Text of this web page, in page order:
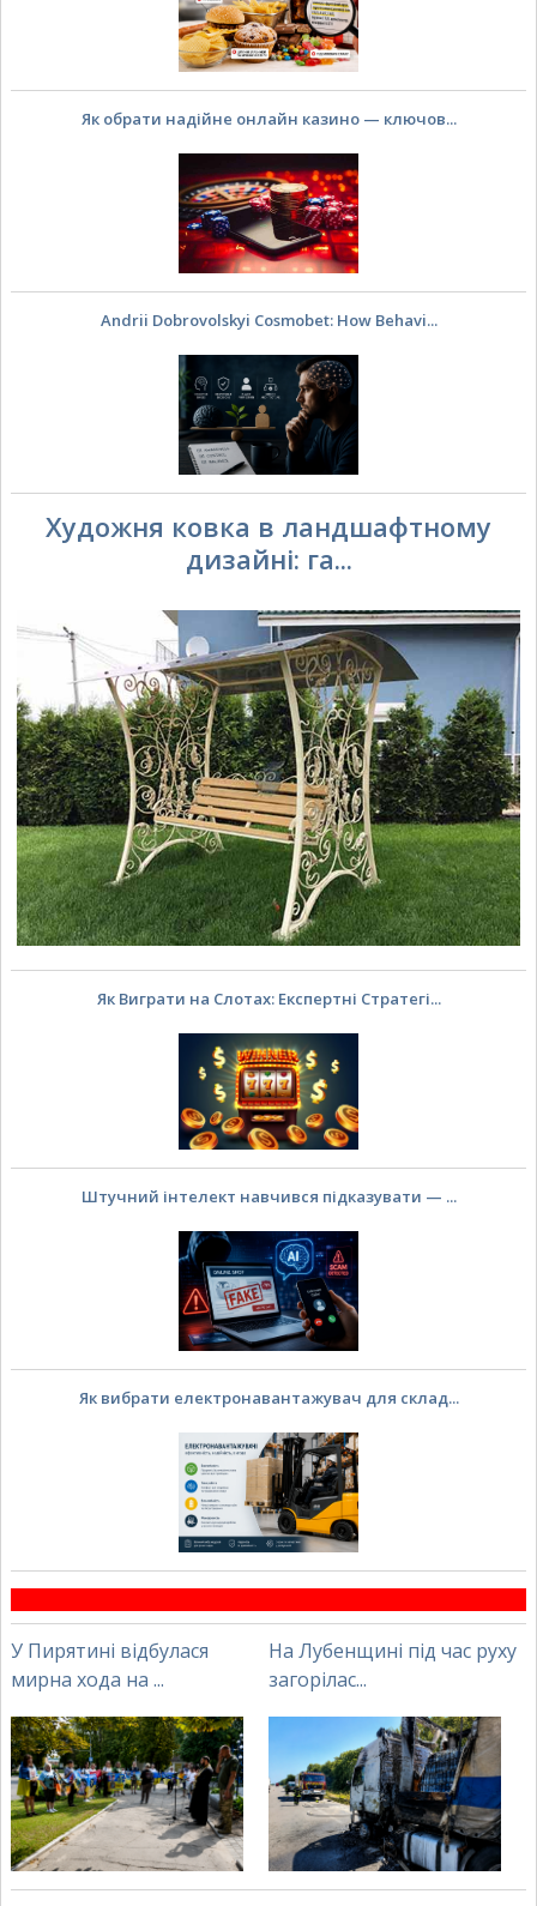
Як обрати надійне онлайн казино — ключов...
Andrii Dobrovolskyi Cosmobet: How Behavi...
Художня ковка в ландшафтному
дизайні: га...
Як Виграти на Слотах: Експертні Стратегі...
Штучний інтелект навчився підказувати — ...
Як вибрати електронавантажувач для склад...
У Пирятині відбулася
мирна хода на ...
На Лубенщині під час руху
загорілас...